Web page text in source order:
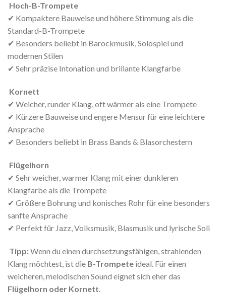
Hoch-B-Trompete
✔ Kompaktere Bauweise und höhere Stimmung als die
Standard-B-Trompete
✔ Besonders beliebt in Barockmusik, Solospiel und
modernen Stilen
✔ Sehr präzise Intonation und brillante Klangfarbe
Kornett
✔ Weicher, runder Klang, oft wärmer als eine Trompete
✔ Kürzere Bauweise und engere Mensur für eine leichtere
Ansprache
✔ Besonders beliebt in Brass Bands & Blasorchestern
Flügelhorn
✔ Sehr weicher, warmer Klang mit einer dunkleren
Klangfarbe als die Trompete
✔ Größere Bohrung und konisches Rohr für eine besonders
sanfte Ansprache
✔ Perfekt für Jazz, Volksmusik, Blasmusik und lyrische Soli
Tipp:Wenn du einen durchsetzungsfähigen, strahlenden
Klang möchtest, ist die B-Trompete ideal. Für einen
weicheren, melodischen Sound eignet sich eher das
Flügelhorn oder Kornett